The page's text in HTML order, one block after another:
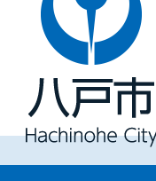
戸
市
Hachinohe
City